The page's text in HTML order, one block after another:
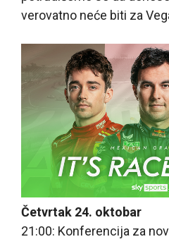
verovatno neće biti za
Četvrtak 24. oktobar
21:00: Konferencija za